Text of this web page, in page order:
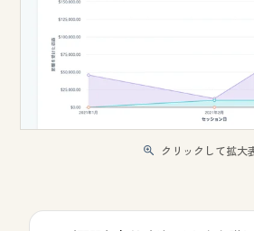
クリックして拡大